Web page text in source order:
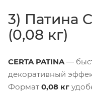
3) Патина
(0,08 кг)
CERTA PATINA—
декоративный
Формат 0,08 кг